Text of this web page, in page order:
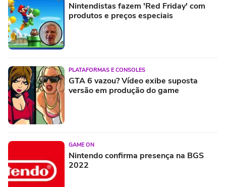
Nintendistas fazem 'Red Friday' com
produtos e preços especiais
PLATAFORMAS E CONSOLES
GTA 6 vazou? Vídeo exibe suposta
versão em produção do game
GAME ON
Nintendo confirma presença na BGS
2022